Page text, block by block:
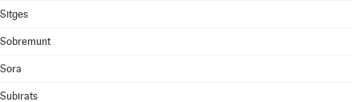
Sitges
Sobremunt
Sora
Subirats